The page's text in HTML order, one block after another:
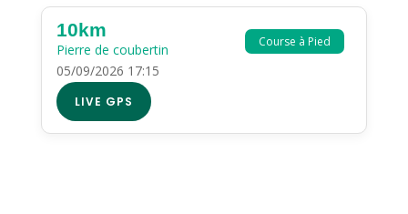
Course à Pied
10km
Pierre de coubertin
05/09/2026 17:15
LIVE GPS